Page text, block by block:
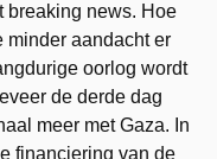
breaking news. Hoe
minder aandacht er
oorlog wordt
de derde dag
meer met Gaza. In
financiering van de